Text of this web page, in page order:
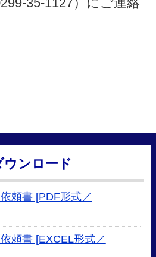
ウンロード
頼書 [PDF形式／
頼書 [EXCEL形式／